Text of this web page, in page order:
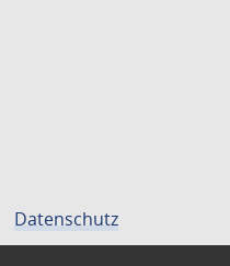
Datenschutz